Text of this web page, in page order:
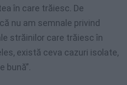
în care trăiesc. De
nu am semnale privind
străinilor care trăiesc în
există ceva cazuri isolate,
bună”.